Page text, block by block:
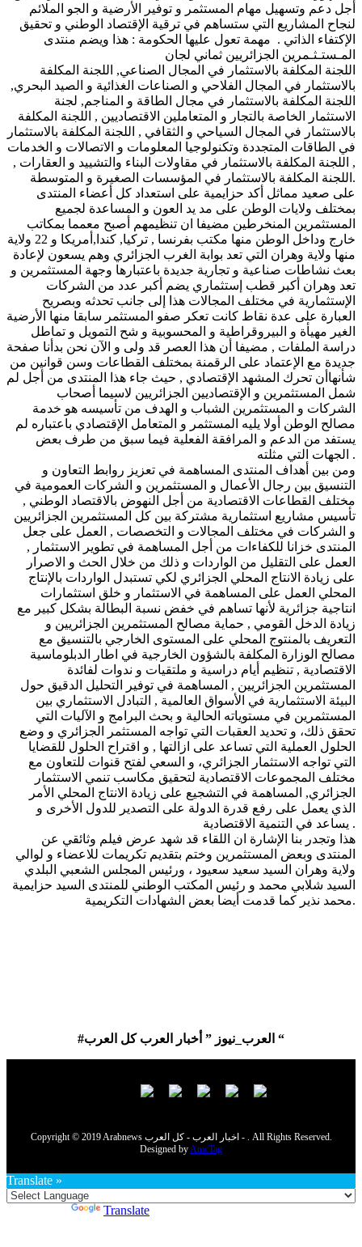
أجل دعم وتسهيل مهام المستثمر و توفير الأرضية و الجو الملائم
لنجاح المشاريع التي ستساهم في ترقية الإقتصاد الوطني و تحقيق
الإكتفاء الذاتي . مهمة تعول عليها الحكومة : هذا ويضم منتدى
المـستـثـمرين الجزائريين ثماني لجان
اللجنة المكلفة بالاستثمار في المجال الصناعي, اللجنة المكلفة
بالاستثمار في المجال الفلاحي و الصناعات الغذائية و الصيد البحري,
اللجنة المكلفة بالاستثمار في مجال الطاقة و المناجم, لجنة
الاستثمار الخاصة بالتجار و المتعاملين الاقتصاديين , اللجنة المكلفة
بالاستثمار في المجال السياحي و الثقافي , اللجنة المكلفة بالاستثمار
في الطاقات المتجددة وتكنولوجيا المعلومات و الاتصالات و الخدمات
, اللجنة المكلفة بالاستثمار في مقاولات البناء والتشييد و العقارات ,
اللجنة المكلفة بالاستثمار في المؤسسات الصغيرة و المتوسطة.
على صعيد مماثل أكد حزايمية على استعداد كل أعضاء المنتدى
بمختلف ولايات الوطن على مد يد العون و المساعدة لجميع
المستثمرين المنخرطين مضيفا ان تنظيمهم أصبح معمما بمكاتب
خارج وداخل الوطن منها مكتب بفرنسا , تركيا, كندا,أمريكا و 22 ولاية
منها ولاية وهران التي تعد بوابة الغرب الجزائري وهم يسعون لإعادة
بعث نشاطات صناعية و تجارية جديدة باعتبارها وجهة المستثمرين و
تعد وهران أكبر قطب إستثماري يضم أكبر عدد من الشركات
الإستثمارية في مختلف المجالات هذا إلى جانب تحدثه وبصريح
العبارة على عدة نقاط كانت تعكر صفو المستثمر سابقا منها الأرضية
الغير مهيأة و البيروقراطية و المحسوبية و شح التمويل و تماطل
دراسة الملفات , مضيفا أن هذا العصر قد ولى و الآن نحن بدأنا صفحة
جديدة مع الإعتماد على الرقمنة بمختلف القطاعات وسن قوانين من
شأنهاأن تحرك المشهد الإقتصادي , حيث جاء هذا المنتدى من أجل لم
شمل المستثمرين و الإقتصاديين الجزائريين لاسيما أصحاب
الشركات و المستثمرين الشباب و الهدف من تأسيسه هو خدمة
مصالح الوطن أولا يليه المستثمر و المتعامل الإقتصادي باعتباره لم
يستفد من الدعم و المرافقة الفعلية فيما سبق من طرف بعض
الجهات التي مثلته .
ومن بين أهداف المنتدى المساهمة في تعزيز روابط التعاون و
التنسيق بين رجال الأعمال و المستثمرين و الشركات العمومية في
مختلف القطاعات الاقتصادية من أجل النهوض بالاقتصاد الوطني ,
تأسيس مشاريع استثمارية مشتركة بين كل المستثمرين الجزائريين
و الشركات في مختلف المجالات و التخصصات , العمل على جعل
المنتدى خزانا للكفاءات من أجل المساهمة في تطوير الاستثمار ,
العمل على التقليل من الواردات و ذلك من خلال الحث و الاصرار
على زيادة الانتاج المحلي الجزائري لكي تستبدل الواردات بالإنتاج
المحلي العمل على المساهمة في الاستثمار و خلق استثمارات
انتاجية جزائرية لأنها تساهم في خفض نسبة البطالة بشكل كبير مع
زيادة الدخل القومي , حماية مصالح المستثمرين الجزائريين و
التعريف بالمنتوج المحلي على المستوى الخارجي بالتنسيق مع
مصالح الوزارة المكلفة بالشؤون الخارجية في اطار الدبلوماسية
الاقتصادية , تنظيم أيام دراسية و ملتقيات و ندوات لفائدة
المستثمرين الجزائريين , المساهمة في توفير التحليل الدقيق حول
البيئة الاستثمارية في الأسواق العالمية , التبادل الاستثماري بين
المستثمرين في مستوياته الحالية و بحث البرامج و الآليات التي
تحقق ذلك، و تحديد العقبات التي تواجه المستثمر الجزائري و وضع
الحلول العملية التي تساعد على ازالتها , و اقتراح الحلول للقضايا
التي تواجه الاستثمار الجزائري، و السعي لفتح قنوات للتعاون مع
مختلف المجموعات الاقتصادية لتحقيق مكاسب تنمي الاستثمار
الجزائري, المساهمة في التشجيع على زيادة الانتاج المحلي الأمر
الذي يعمل على رفع قدرة الدولة على التصدير للدول الأخرى و
يساعد في التنمية الاقتصادية .
هذا وتجدر بنا الإشارة ان اللقاء قد شهد عرض فيلم وثائقي عن
المنتدى وبعض المستثمرين وختم بتقديم تكريمات للاعضاء و لوالي
ولاية وهران السيد سعيد سعيود ، ورئيس المجلس الشعبي البلدي
السيد شلابي محمد و رئيس المكتب الوطني للمنتدى السيد حزايمية
محمد نذير كما قدمت أيضا بعض الشهادات التكريمية.
#العرب_نيوز ” أخبار العرب كل العرب “
Copyright © 2019 Arabnews اخبار العرب - كل العرب - . All Rights Reserved.
Designed byAmcTag
Translate »
Translate